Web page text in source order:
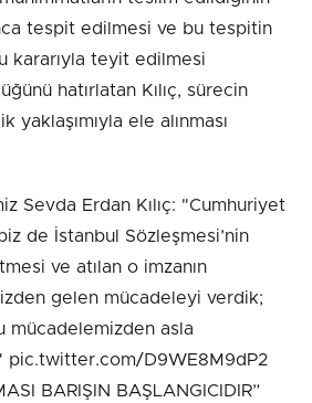
tespit edilmesi ve bu tespitin
kararıyla teyit edilmesi
hatırlatan Kılıç, sürecin
yaklaşımıyla ele alınması
Sevda Erdan Kılıç: "Cumhuriyet
de İstanbul Sözleşmesi’nin
ve atılan o imzanın
gelen mücadeleyi verdik;
mücadelemizden asla
pic.twitter.com/D9WE8M9dP2
BARIŞIN BAŞLANGICIDIR”